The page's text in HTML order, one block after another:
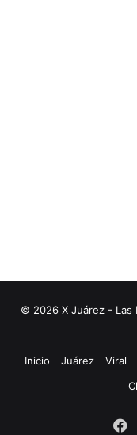
© 2026 X Juárez - Las
Inicio
Juárez Viral